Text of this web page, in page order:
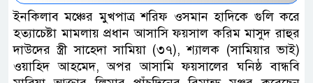
ইনকিলাব মঞ্চের মুখপাত্র শরিফ ওসমান হাদিকে গুলি করে
হত্যাচেষ্টা মামলায় প্রধান আসাসি ফয়সাল করিম মাসুদ রাহুর
দাউদের স্ত্রী সাহেদা সামিয়া (৩৭), শ্যালক (সামিয়ার ভাই)
ওয়াহিদ আহমেদ, অপর আসামি ফয়সালের ঘনিষ্ঠ বান্ধবি